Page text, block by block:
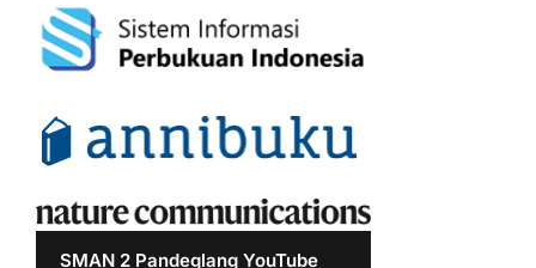
SMAN 2 Pandeglang YouTube